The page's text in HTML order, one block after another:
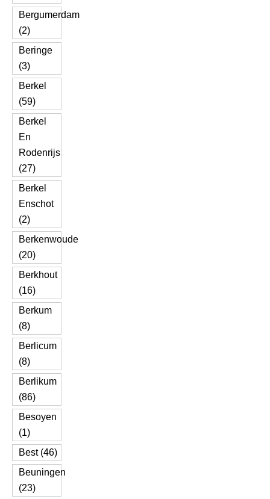
Bergumerdam
(2)
Beringe
(3)
Berkel
(59)
Berkel
En
Rodenrijs
(27)
Berkel
Enschot
(2)
Berkenwoude
(20)
Berkhout
(16)
Berkum
(8)
Berlicum
(8)
Berlikum
(86)
Besoyen
(1)
Best (46)
Beuningen
(23)